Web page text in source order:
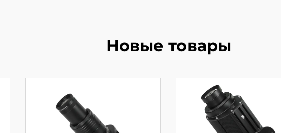
Новые товары